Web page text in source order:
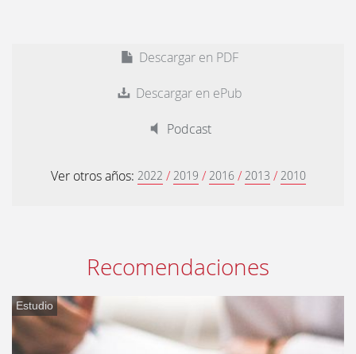
Descargar en PDF
Descargar en ePub
Podcast
Ver otros años: 2022 / 2019 / 2016 / 2013 / 2010
Recomendaciones
Estudio